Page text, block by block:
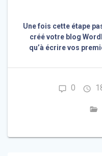
Une fois cette étape
créé votre blog
qu’à écrire vos
0